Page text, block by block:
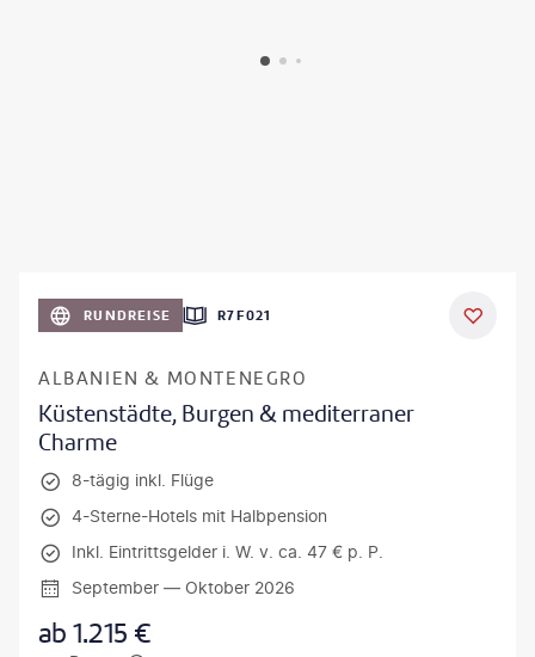
RUNDREISE R7F021
ALBANIEN & MONTENEGRO
Küstenstädte, Burgen & mediterraner
Charme
8-tägig inkl. Flüge
4-Sterne-Hotels mit Halbpension
Inkl. Eintrittsgelder i. W. v. ca. 47 € p. P.
September — Oktober 2026
ab1.215 €